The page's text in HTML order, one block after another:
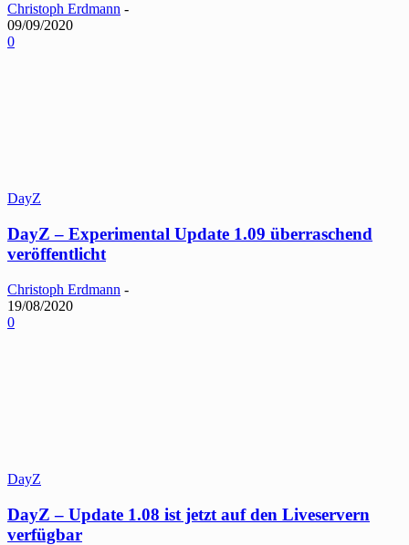
Christoph Erdmann -
09/09/2020
0
DayZ
DayZ – Experimental Update 1.09 überraschend
veröffentlicht
Christoph Erdmann -
19/08/2020
0
DayZ
DayZ – Update 1.08 ist jetzt auf den Liveservern
verfügbar